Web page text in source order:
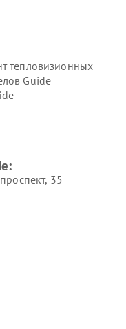
тепловизионных
Guide
35